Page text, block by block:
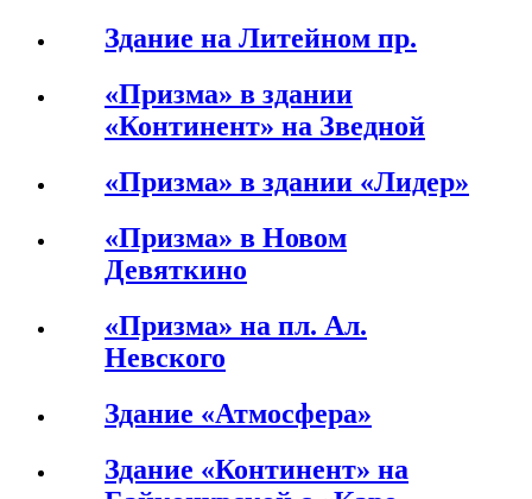
Здание на Литейном пр.
«Призма» в здании
«Континент» на Зведной
«Призма» в здании «Лидер»
«Призма» в Новом
Девяткино
«Призма» на пл. Ал.
Невского
Здание «Атмосфера»
Здание «Континент» на